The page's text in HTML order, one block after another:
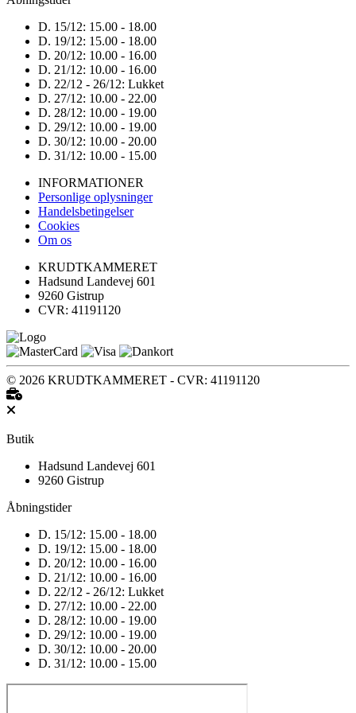
D. 15/12: 15.00 - 18.00
D. 19/12: 15.00 - 18.00
D. 20/12: 10.00 - 16.00
D. 21/12: 10.00 - 16.00
D. 22/12 - 26/12: Lukket
D. 27/12: 10.00 - 22.00
D. 28/12: 10.00 - 19.00
D. 29/12: 10.00 - 19.00
D. 30/12: 10.00 - 20.00
D. 31/12: 10.00 - 15.00
INFORMATIONER
Personlige oplysninger
Handelsbetingelser
Cookies
Om os
KRUDTKAMMERET
Hadsund Landevej 601
9260 Gistrup
CVR: 41191120
© 2026 KRUDTKAMMERET - CVR: 41191120
Butik
Hadsund Landevej 601
9260 Gistrup
Åbningstider
D. 15/12: 15.00 - 18.00
D. 19/12: 15.00 - 18.00
D. 20/12: 10.00 - 16.00
D. 21/12: 10.00 - 16.00
D. 22/12 - 26/12: Lukket
D. 27/12: 10.00 - 22.00
D. 28/12: 10.00 - 19.00
D. 29/12: 10.00 - 19.00
D. 30/12: 10.00 - 20.00
D. 31/12: 10.00 - 15.00